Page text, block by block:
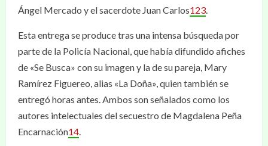
Ángel Mercado y el sacerdote Juan Carlos123.
Esta entrega se produce tras una intensa búsqueda por
parte de la Policía Nacional, que había difundido afiches
de «Se Busca» con su imagen y la de su pareja, Mary
Ramírez Figuereo, alias «La Doña», quien también se
entregó horas antes. Ambos son señalados como los
autores intelectuales del secuestro de Magdalena Peña
Encarnación14.